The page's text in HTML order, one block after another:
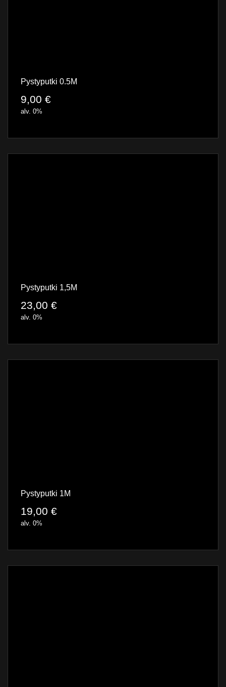
Pystyputki 0.5M
9,00 €
alv. 0%
Pystyputki 1,5M
23,00 €
alv. 0%
Pystyputki 1M
19,00 €
alv. 0%